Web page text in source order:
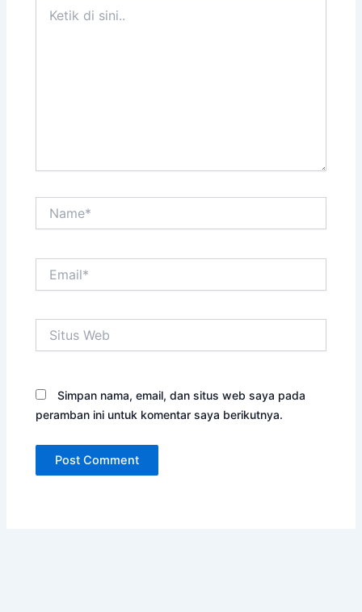
Web
Simpan nama, email, dan situs web saya pada
peramban ini untuk komentar saya berikutnya.